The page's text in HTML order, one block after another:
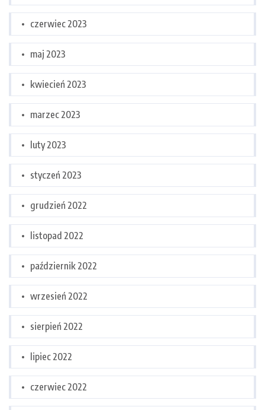
czerwiec 2023
maj 2023
kwiecień 2023
marzec 2023
luty 2023
styczeń 2023
grudzień 2022
listopad 2022
październik 2022
wrzesień 2022
sierpień 2022
lipiec 2022
czerwiec 2022